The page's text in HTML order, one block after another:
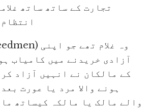
تجارت کے ساتھ ساتھ
آزادی خریدنے میں کامیاب
کے مالکان نے انہیں آزاد
ہونے والا مرد یا عورت
والے مالک یا مالکہ کیساتھ